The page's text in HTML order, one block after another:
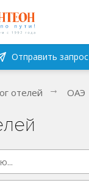
Отправить запрос
отелей ОАЭ